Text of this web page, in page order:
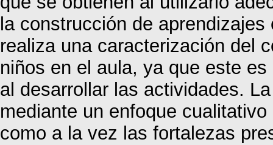
la construcción de
realiza una caracterización del
niños en el aula, ya que este
al desarrollar las actividades.
mediante un enfoque
como a la vez las fortalezas